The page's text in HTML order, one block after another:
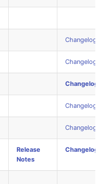
Hostadapter (HBA)
Hostadresse
Installation
IP-Liste
Karten
Kontaktzuweisung
Remote Management
Controller
Replikationsobjekt
SAN Zoning
Schrank
Changelog
Changelog
Changelog
Changelog
Changelog
Release
Notes
Changelog